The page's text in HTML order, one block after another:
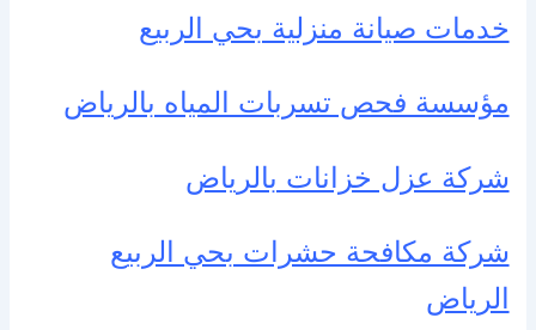
خدمات صيانة منزلية بحي الربيع
مؤسسة فحص تسربات المياه بالرياض
شركة عزل خزانات بالرياض
شركة مكافحة حشرات بحي الربيع
الرياض